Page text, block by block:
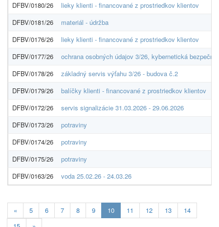
DFBV/0180/26
lieky klienti - financované z prostriedkov klientov
DFBV/0181/26
materiál - údržba
DFBV/0176/26
lieky klienti - financované z prostriedkov klientov
DFBV/0177/26
ochrana osobných údajov 3/26, kybernetická
DFBV/0178/26
základný servis výťahu 3/26 - budova č.2
DFBV/0179/26
balíčky klienti - financované z prostriedkov klientov
DFBV/0172/26
servis signalizácie 31.03.2026 - 29.06.2026
DFBV/0173/26
potraviny
DFBV/0174/26
potraviny
DFBV/0175/26
potraviny
DFBV/0163/26
voda 25.02.26 - 24.03.26
« 5 6 7 8 9 10Aktuálna
stránka
11 12 13
14